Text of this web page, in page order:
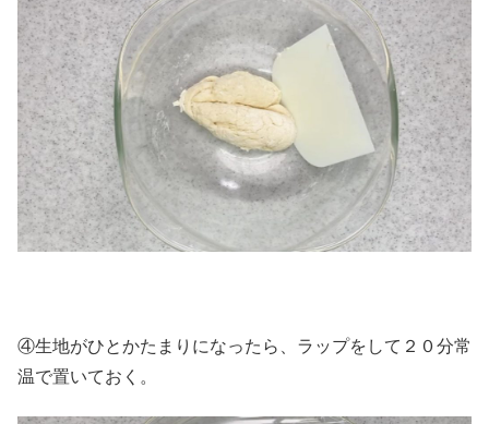
④生地がひとかたまりになったら、ラップをして２０分常
温で置いておく。